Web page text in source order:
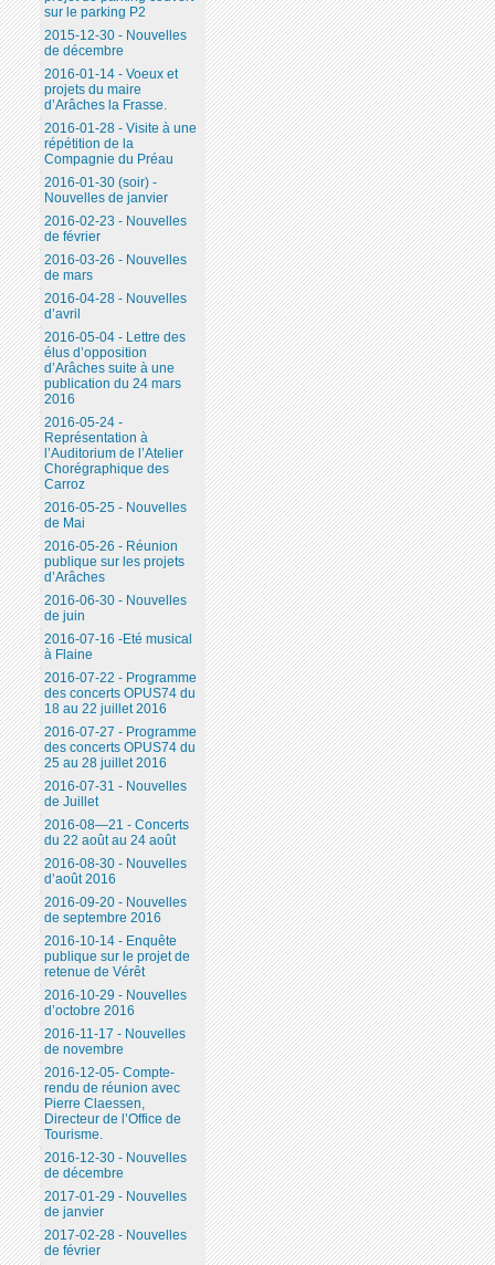
sur le parking P2
2015-12-30 - Nouvelles
de décembre
2016-01-14 - Voeux et
projets du maire
d’Arâches la Frasse.
2016-01-28 - Visite à une
répétition de la
Compagnie du Préau
2016-01-30 (soir) -
Nouvelles de janvier
2016-02-23 - Nouvelles
de février
2016-03-26 - Nouvelles
de mars
2016-04-28 - Nouvelles
d’avril
2016-05-04 - Lettre des
élus d’opposition
d’Arâches suite à une
publication du 24 mars
2016
2016-05-24 -
Représentation à
l’Auditorium de l’Atelier
Chorégraphique des
Carroz
2016-05-25 - Nouvelles
de Mai
2016-05-26 - Réunion
publique sur les projets
d’Arâches
2016-06-30 - Nouvelles
de juin
2016-07-16 -Eté musical
à Flaine
2016-07-22 - Programme
des concerts OPUS74 du
18 au 22 juillet 2016
2016-07-27 - Programme
des concerts OPUS74 du
25 au 28 juillet 2016
2016-07-31 - Nouvelles
de Juillet
2016-08—21 - Concerts
du 22 août au 24 août
2016-08-30 - Nouvelles
d’août 2016
2016-09-20 - Nouvelles
de septembre 2016
2016-10-14 - Enquête
publique sur le projet de
retenue de Vérêt
2016-10-29 - Nouvelles
d’octobre 2016
2016-11-17 - Nouvelles
de novembre
2016-12-05- Compte-
rendu de réunion avec
Pierre Claessen,
Directeur de l’Office de
Tourisme.
2016-12-30 - Nouvelles
de décembre
2017-01-29 - Nouvelles
de janvier
2017-02-28 - Nouvelles
de février